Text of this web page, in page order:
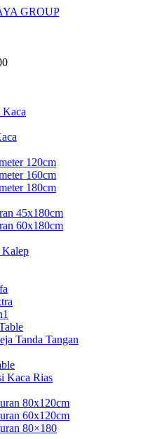
GROUP
120cm
160cm
180cm
45x180cm
60x180cm
Tanda Tangan
Kaca Rias
80x120cm
60x120cm
80×180